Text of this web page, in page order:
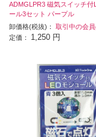
ADMGLPR3 磁気スイッチ付
ール3セット パープル
卸価格(税抜)： 取引中の会
定価： 1,250 円